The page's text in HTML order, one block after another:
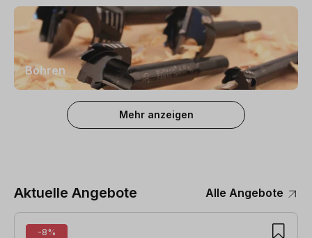
Bohren
Mehr anzeigen
Aktuelle Angebote
Alle Angebote
Produktgalerie überspringen
-8%